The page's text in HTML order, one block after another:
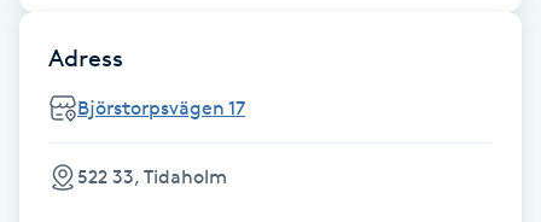
Frekvensterapi
Friskvård
Friskvårdsmassage
Adress
Björstorpsvägen 17
522 33, Tidaholm